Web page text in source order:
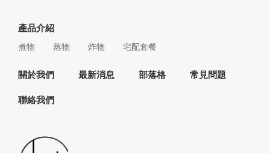
產品介紹
煮物 蒸物 炸物 宅配套餐
關於我們 最新消息 部落格 常見問題
聯絡我們